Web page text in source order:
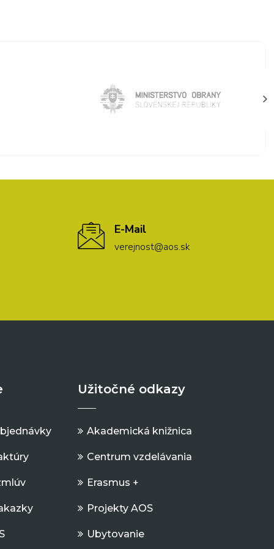
E-Mail
verejnost@aos.sk
Užitočné odkazy
Akademická knižnica
Centrum vzdelávania
Erasmus +
Projekty AOS
Ubytovanie